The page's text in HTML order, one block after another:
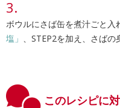
ボウルにさば缶を煮汁ごと入
塩」 、STEP2を加え、さばの
このレシピに